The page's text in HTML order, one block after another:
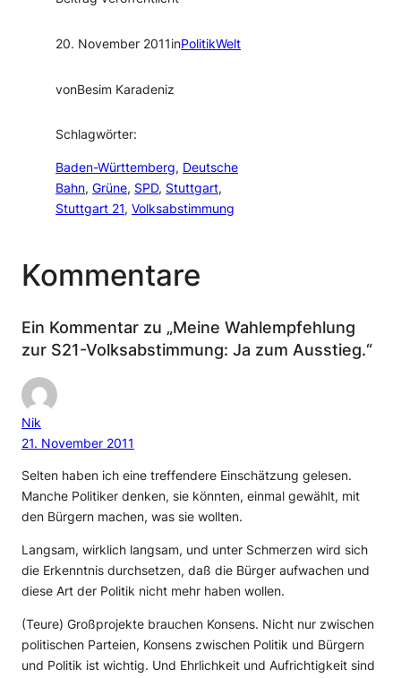
20. November 2011inPolitikWelt
vonBesim Karadeniz
Schlagwörter:
Baden-Württemberg, Deutsche
Bahn, Grüne, SPD, Stuttgart
Stuttgart 21, Volksabstimmung
Kommentare
Ein Kommentar zu „Meine Wahlempfehlung
zur S21-Volksabstimmung: Ja zum Ausstieg.“
Nik
21. November 2011
Selten haben ich eine treffendere Einschätzung gelesen.
Manche Politiker denken, sie könnten, einmal gewählt, mit
den Bürgern machen, was sie wollten.
Langsam, wirklich langsam, und unter Schmerzen wird sich
die Erkenntnis durchsetzen, daß die Bürger aufwachen und
diese Art der Politik nicht mehr haben wollen.
(Teure) Großprojekte brauchen Konsens. Nicht nur zwischen
politischen Parteien, Konsens zwischen Politik und Bürgern
und Politik ist wichtig. Und Ehrlichkeit und Aufrichtigkeit sind